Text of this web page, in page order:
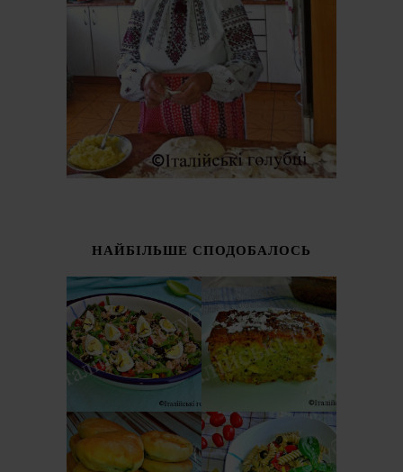
НАЙБІЛЬШЕ СПОДОБАЛОСЬ
ІТАЛІЙСЬКИЙ
САЛАТ З
КВАСОЛІ -
ШПАРАГІВКИ
(INSALATA DI
FAGIOLINI)
СОЛОДКИЙ
ПИРІГ З
КАБАЧКІВ
(TORTA DOLCE DI
ZUCCHINE)
ОСЕТИНСЬКІ
ІТАЛІЙСЬКИЙ